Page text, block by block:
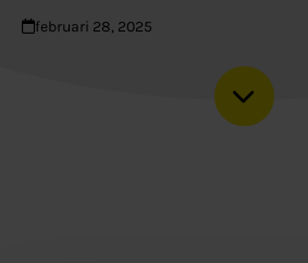
februari 28, 2025